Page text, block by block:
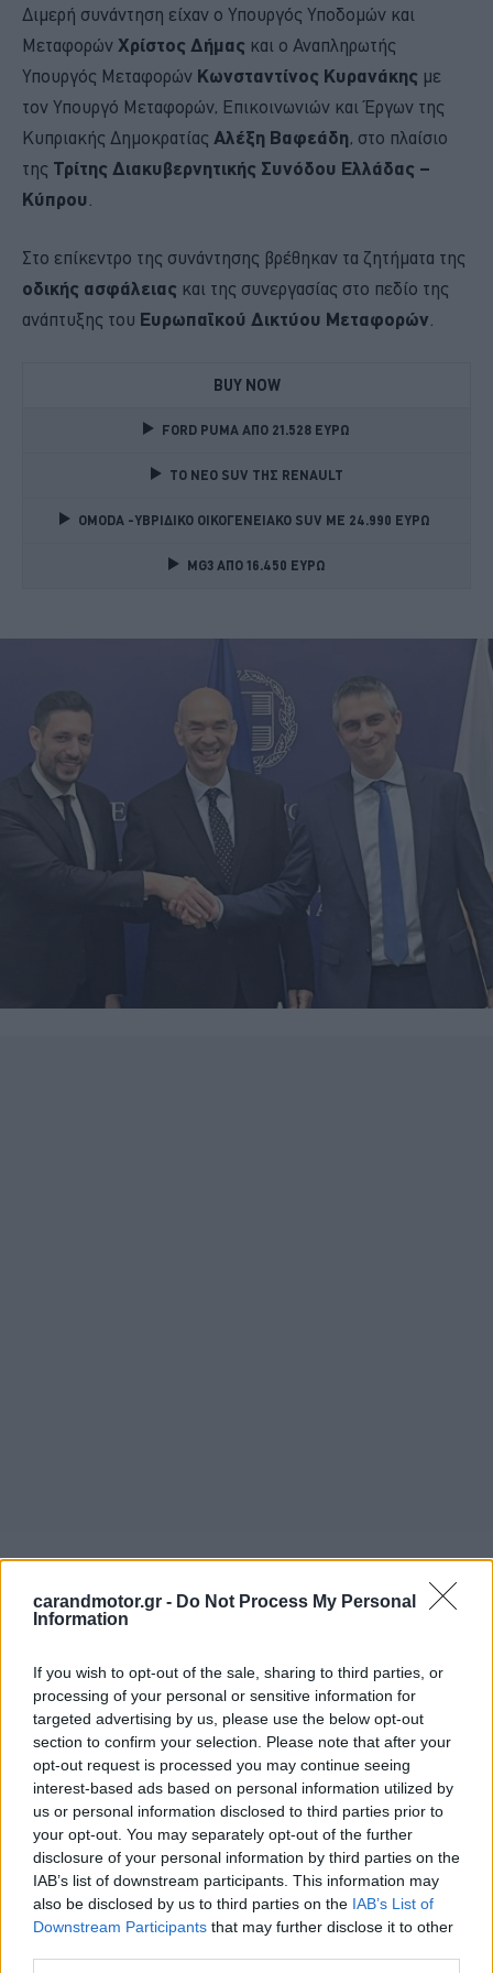
carandmotor.gr - Do Not Process My Personal
Information
If you wish to opt-out of the sale, sharing to third parties, or
processing of your personal or sensitive information for
targeted advertising by us, please use the below opt-out
section to confirm your selection. Please note that after your
opt-out request is processed you may continue seeing
interest-based ads based on personal information utilized by
us or personal information disclosed to third parties prior to
your opt-out. You may separately opt-out of the further
disclosure of your personal information by third parties on the
IAB’s list of downstream participants. This information may
also be disclosed by us to third parties on the IAB’s List of
Downstream Participants that may further disclose it to other
Διμερή συνάντηση είχαν ο Υπουργός Υποδομών και
Μεταφορών Χρίστος Δήμας και ο Αναπληρωτής
Υπουργός Μεταφορών Κωνσταντίνος Κυρανάκης με
τον Υπουργό Μεταφορών, Επικοινωνιών και Έργων της
Κυπριακής Δημοκρατίας Αλέξη Βαφεάδη, στο πλαίσιο
της Τρίτης Διακυβερνητικής Συνόδου Ελλάδας –
Κύπρου
Στο επίκεντρο της συνάντησης βρέθηκαν τα ζητήματα της
οδικής ασφάλειας και της συνεργασίας στο πεδίο της
ανάπτυξης του Ευρωπαϊκού Δικτύου Μεταφορών
BUY NOW
FORD PUMA ΑΠΟ 21.528 ΕΥΡΩ
TO NEO SUV ΤΗΣ RENAULT
OMODA -ΥΒΡΙΔΙΚΟ ΟΙΚΟΓΕΝΕΙΑΚΟ SUV ME 24.990 ΕΥΡΩ
MG3 ΑΠΟ 16.450 ΕΥΡΩ
Συγκεκριμένα, οι δύο πλευρές συμφώνησαν στην
ανταλλαγήτεχνογνωσίαςκαι βέλτιστων πρακτικών με
σκοπό την ενίσχυση του επιπέδου της οδικής
και στις δύο χώρες.